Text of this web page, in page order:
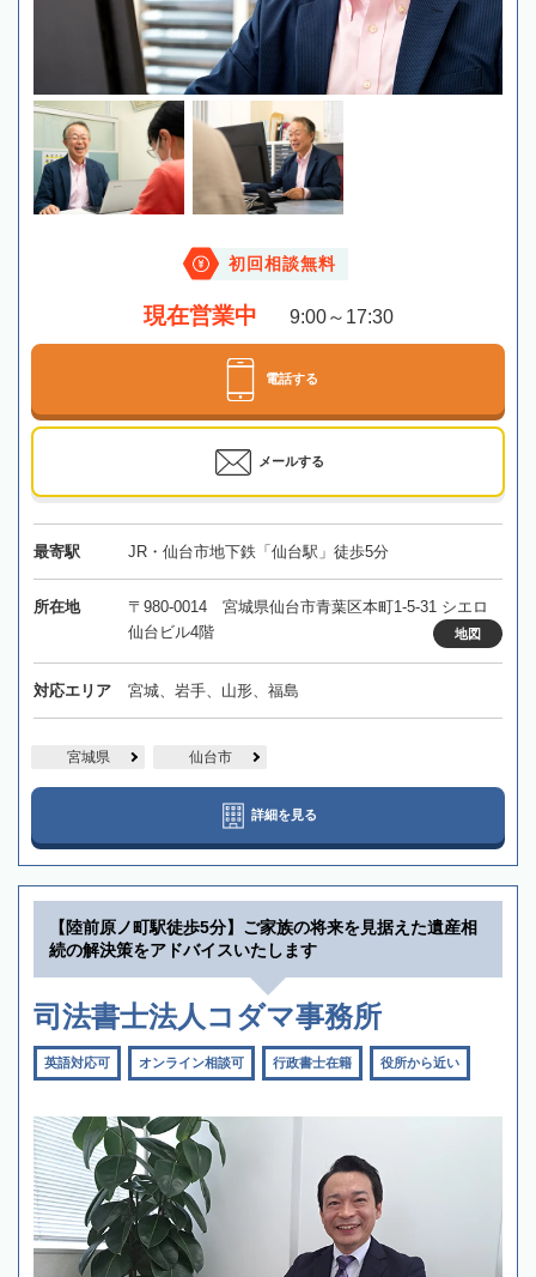
初回相談無料
現在営業中 9:00～17:30
電話する
メールする
最寄駅 JR・仙台市地下鉄「仙台駅」徒歩5分
所在地
〒980-0014 宮城県仙台市青葉区本町1-5-31 シエロ
仙台ビル4階
地図
対応エリア 宮城、岩手、山形、福島
宮城県 仙台市
詳細を見る
【陸前原ノ町駅徒歩5分】ご家族の将来を見据えた遺産相
続の解決策をアドバイスいたします
司法書士法人コダマ事務所
英語対応可 オンライン相談可 行政書士在籍 役所から近い